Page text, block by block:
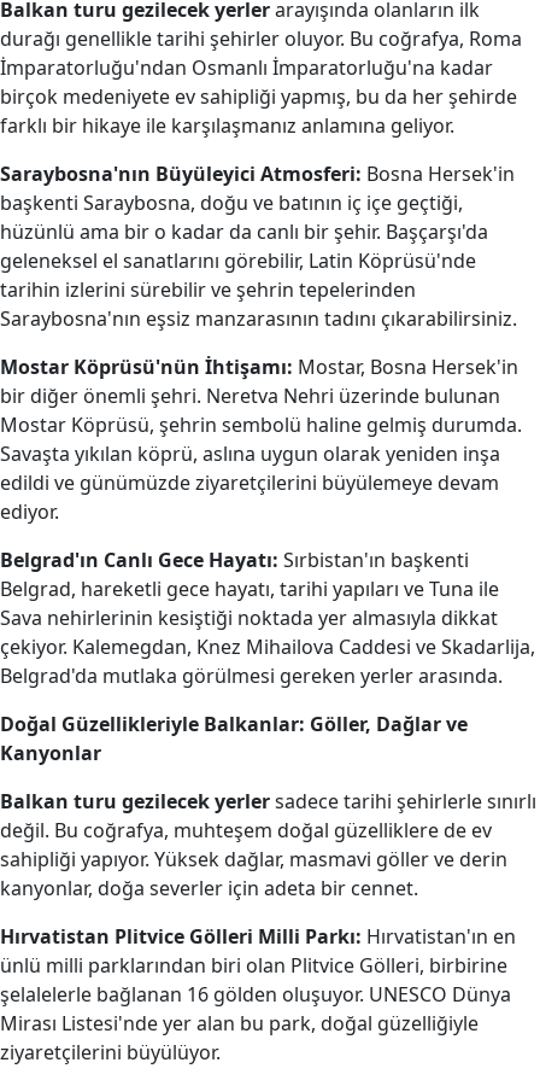
Balkan turu gezilecek yerlerarayışında olanların ilk
durağı genellikle tarihi şehirler oluyor. Bu coğrafya, Roma
İmparatorluğu'ndan Osmanlı İmparatorluğu'na kadar
birçok medeniyete ev sahipliği yapmış, bu da her şehirde
farklı bir hikaye ile karşılaşmanız anlamına geliyor.
Saraybosna'nın Büyüleyici Atmosferi: Bosna Hersek'in
başkenti Saraybosna, doğu ve batının iç içe geçtiği,
hüzünlü ama bir o kadar da canlı bir şehir. Başçarşı'da
geleneksel el sanatlarını görebilir, Latin Köprüsü'nde
tarihin izlerini sürebilir ve şehrin tepelerinden
Saraybosna'nın eşsiz manzarasının tadını çıkarabilirsiniz.
Mostar Köprüsü'nün İhtişamı: Mostar, Bosna Hersek'in
bir diğer önemli şehri. Neretva Nehri üzerinde bulunan
Mostar Köprüsü, şehrin sembolü haline gelmiş durumda.
Savaşta yıkılan köprü, aslına uygun olarak yeniden inşa
edildi ve günümüzde ziyaretçilerini büyülemeye devam
ediyor.
Belgrad'ın Canlı Gece Hayatı: Sırbistan'ın başkenti
Belgrad, hareketli gece hayatı, tarihi yapıları ve Tuna ile
Sava nehirlerinin kesiştiği noktada yer almasıyla dikkat
çekiyor. Kalemegdan, Knez Mihailova Caddesi ve Skadarlija,
Belgrad'da mutlaka görülmesi gereken yerler arasında.
Doğal Güzellikleriyle Balkanlar: Göller, Dağlar ve
Kanyonlar
Balkan turu gezilecek yerlersadece tarihi şehirlerle sınırlı
değil. Bu coğrafya, muhteşem doğal güzelliklere de ev
sahipliği yapıyor. Yüksek dağlar, masmavi göller ve derin
kanyonlar, doğa severler için adeta bir cennet.
Hırvatistan Plitvice Gölleri Milli Parkı: Hırvatistan'ın en
ünlü milli parklarından biri olan Plitvice Gölleri, birbirine
şelalelerle bağlanan 16 gölden oluşuyor. UNESCO Dünya
Mirası Listesi'nde yer alan bu park, doğal güzelliğiyle
ziyaretçilerini büyülüyor.